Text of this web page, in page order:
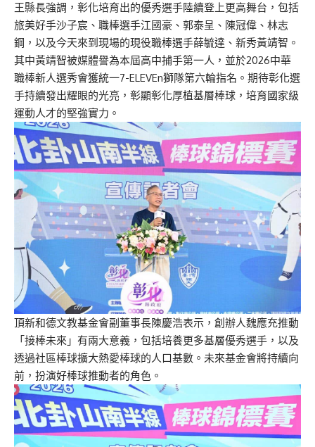
王縣長強調，彰化培育出的優秀選手陸續登上更高舞台，包括
旅美好手沙子宸、職棒選手江國豪、郭泰呈、陳冠偉、林志
鋼，以及今天來到現場的現役職棒選手薛毓達、新秀黃靖智。
其中黃靖智被媒體譽為本屆高中捕手第一人，並於2026中華
職棒新人選秀會獲統一7-ELEVEn獅隊第六輪指名。期待彰化選
手持續發出耀眼的光亮，彰顯彰化厚植基層棒球，培育國家級
運動人才的堅強實力。
頂新和德文教基金會副董事長陳慶浩表示，創辦人魏應充推動
「接棒未來」有兩大意義，包括培養更多基層優秀選手，以及
透過社區棒球擴大熱愛棒球的人口基數。未來基金會將持續向
前，扮演好棒球推動者的角色。